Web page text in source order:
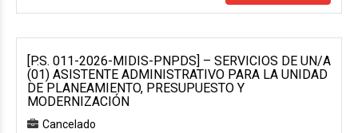
[P.S. 011-2026-MIDIS-PNPDS] – SERVICIOS DE UN/A
(01) ASISTENTE ADMINISTRATIVO PARA LA UNIDAD
DE PLANEAMIENTO, PRESUPUESTO Y
MODERNIZACIÓN
Cancelado